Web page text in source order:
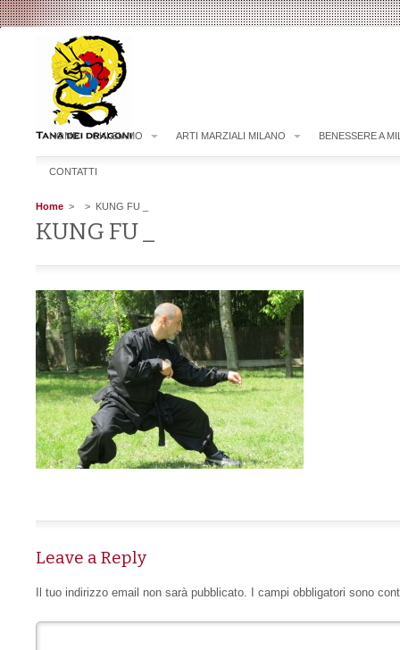
HOME CHI SIAMO ARTI MARZIALI MILANO BENESSERE A
CONTATTI
Home > > KUNG FU _
KUNG FU _
Leave a Reply
Il tuo indirizzo email non sarà pubblicato. I campi obbligatori sono